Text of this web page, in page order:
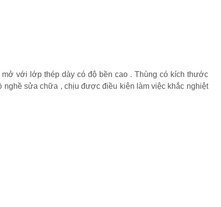
với lớp thép dày có độ bền cao . Thùng có kích thước
sửa chữa , chịu được điều kiện làm việc khắc nghiệt